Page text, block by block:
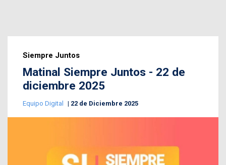
Siempre Juntos
Matinal Siempre Juntos - 22 de
diciembre 2025
Equipo Digital 22 de Diciembre 2025